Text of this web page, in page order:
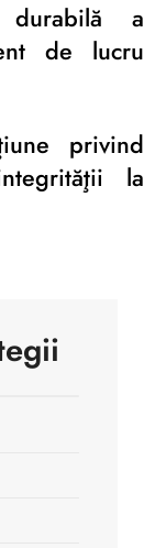
durabilă a
de lucru
privind
la